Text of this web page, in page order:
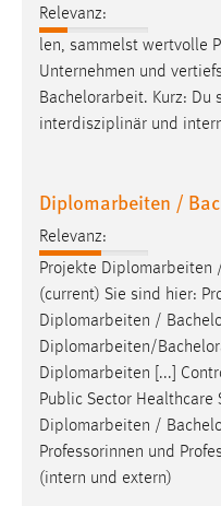
Relevanz:
len, sammelst wertvolle
Unternehmen und
Bachelorarbeit. Kurz: Du
interdisziplinär und
Diplomarbeiten /
Relevanz:
Projekte Diplomarbeiten /
(current) Sie sind hier:
Diplomarbeiten /
Diplomarbeiten/
Diplomarbeiten [...]
Public Sector Healthcare
Diplomarbeiten /
Professorinnen und
(intern und extern)